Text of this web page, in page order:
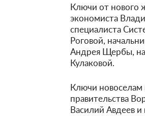
Ключи от нового
экономиста
специалиста
Роговой,
Андрея Щербы,
Кулаковой.
Ключи новоселам
правительства
Василий Авдеев